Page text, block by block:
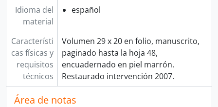
Idioma del
material
español
Característi
cas físicas y
requisitos
técnicos
Volumen 29 x 20 en folio, manuscrito,
paginado hasta la hoja 48,
encuadernado en piel marrón.
Restaurado intervención 2007.
Área de notas